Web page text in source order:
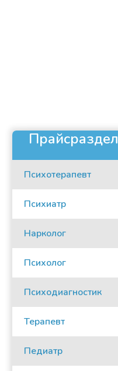
Психотерапевт
Психиатр
Нарколог
Психолог
Психодиагностик
Терапевт
Педиатр